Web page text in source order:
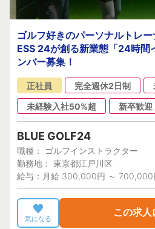
ゴルフ好きのパーソナルトレ
ESS 24が創る新業態「24時間
ンバー募集！
正社員 完全週休2日制
未経験入社50%超
新卒歓迎
BLUE GOLF24
職種： ゴルフインストラクター
勤務地： 東京都江戸川区
給与：月給 300,000円 ～ 700,000
気になる
この求人